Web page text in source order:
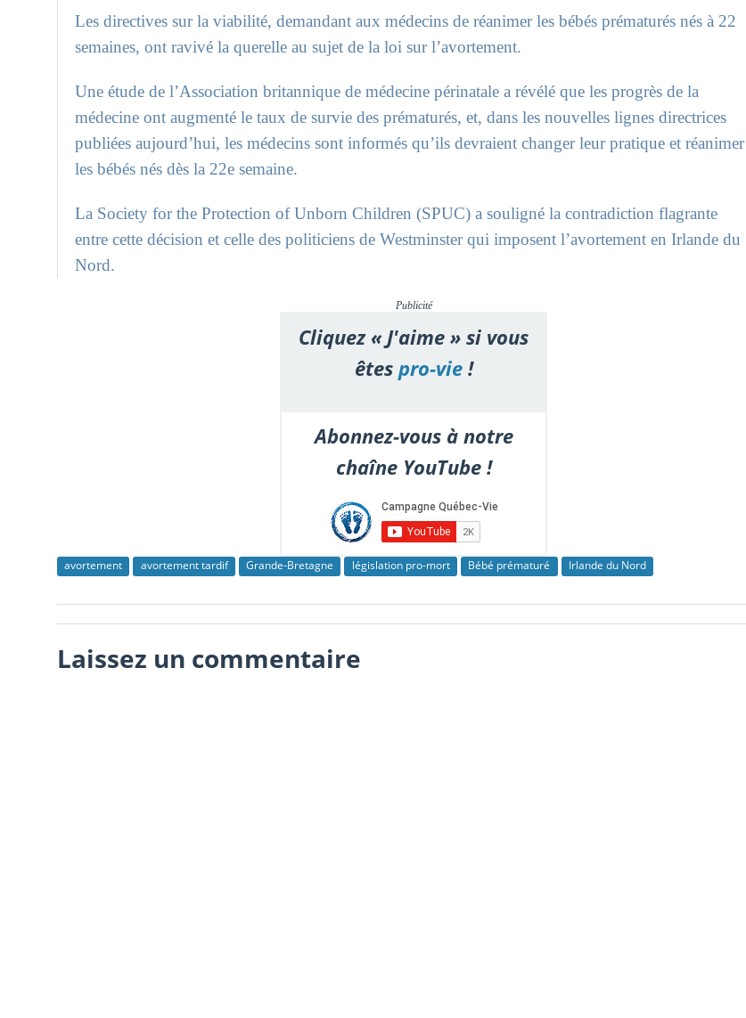
Les directives sur la viabilité, demandant aux médecins de réanimer les bébés prématurés nés à 22
semaines, ont ravivé la querelle au sujet de la loi sur l’avortement.
Une étude de l’Association britannique de médecine périnatale a révélé que les progrès de la
médecine ont augmenté le taux de survie des prématurés, et, dans les nouvelles lignes directrices
publiées aujourd’hui, les médecins sont informés qu’ils devraient changer leur pratique et réanimer
les bébés nés dès la 22e semaine.
La Society for the Protection of Unborn Children (SPUC) a souligné la contradiction flagrante
entre cette décision et celle des politiciens de Westminster qui imposent l’avortement en Irlande du
Nord.
Publicité
Cliquez « J'aime » si vous
êtespro-vie!
Abonnez-vous à notre
chaîne YouTube !
avortement avortement tardif Grande-Bretagne législation pro-mort Bébé prématuré Irlande du Nord
Laissez un commentaire